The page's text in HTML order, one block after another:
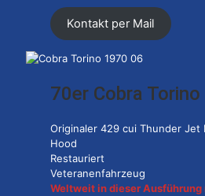
Kontakt per Mail
70er Cobra Torino
Originaler 429 cui Thunder Jet
Hood
Restauriert
Veteranenfahrzeug
Weltweit in dieser Ausführung